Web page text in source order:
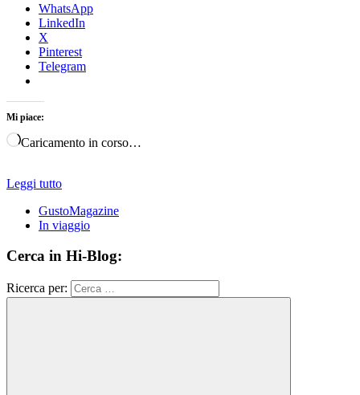
WhatsApp
LinkedIn
X
Pinterest
Telegram
Mi piace:
Caricamento in corso…
Leggi tutto
GustoMagazine
In viaggio
Cerca in Hi-Blog:
Ricerca per: